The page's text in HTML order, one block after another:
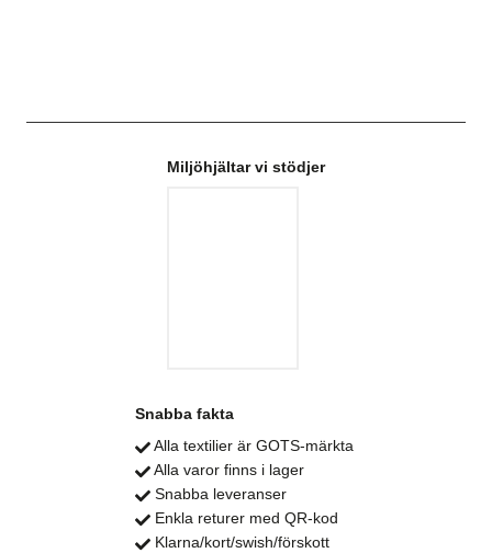
Miljöhjältar vi stödjer
Snabba fakta
Alla textilier är GOTS-märkta
Alla varor finns i lager
Snabba leveranser
Enkla returer med QR-kod
Klarna/kort/swish/förskott